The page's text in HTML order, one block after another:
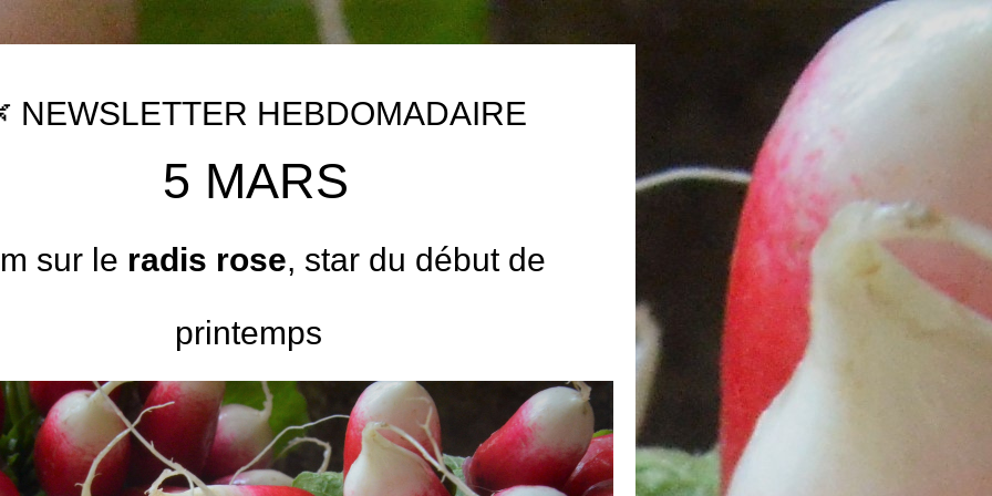
NEWSLETTER HEBDOMADAIRE
5 MARS
sur le radis rose, star du début de
printemps